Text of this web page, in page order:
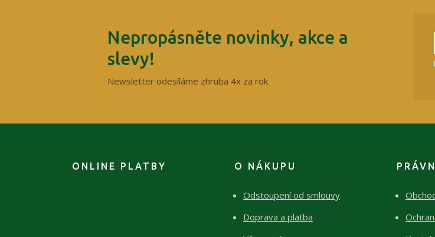
Nepropásněte novinky, akce a
slevy!
Newsletter odesíláme zhruba 4x za rok.
ONLINE PLATBY O NÁKUPU
Odstoupení od smlouvy
Doprava a platba